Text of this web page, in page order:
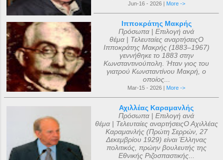
Jun-16 - 2026 | More ->
Ιπποκράτης Μακρής
Πρόσωπα | Επιλογή ανά
θέμα | Τελευταίες αναρτήσειςΟ
Ιπποκράτης Μακρής (1883–1967)
γεννήθηκε το 1883 στην
Κωνσταντινούπολη. Ήταν γιος του
γιατρού Κωνσταντίνου Μακρή, ο
οποίος...
Mar-15 - 2026 | More ->
Αχιλλέας Καραμανλής
Πρόσωπα | Επιλογή ανά
θέμα | Τελευταίες αναρτήσειςΟ Αχιλλέας
Καραμανλής (Πρώτη Σερρών, 27
Δεκεμβρίου 1929) είναι Έλληνας
πολιτικός, πρώην βουλευτής της
Εθνικής Ριζοσπαστικής...